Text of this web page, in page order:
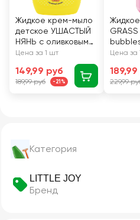
Категория
LITTLE JOY
Бренд
Жидкое крем-мыло
детское УШАСТЫЙ
НЯНЬ с оливковым
маслом и
экстрактом алоэ
вера, 300мл
Цена за 1 шт
149,99 руб
189,99 руб -21%
Цена за
229,99